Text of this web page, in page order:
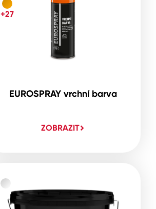
EUROSPRAY vrchní barva
ZOBRAZIT
+27